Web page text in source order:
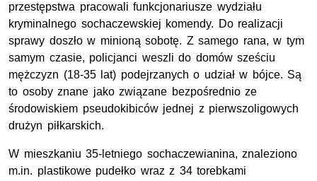
przestępstwa pracowali funkcjonariusze wydziału
kryminalnego sochaczewskiej komendy. Do realizacji
sprawy doszło w minioną sobotę. Z samego rana, w tym
samym czasie, policjanci weszli do domów sześciu
mężczyzn (18-35 lat) podejrzanych o udział w bójce. Są
to osoby znane jako związane bezpośrednio ze
środowiskiem pseudokibiców jednej z pierwszoligowych
drużyn piłkarskich.
W mieszkaniu 35-letniego sochaczewianina, znaleziono
m.in. plastikowe pudełko wraz z 34 torebkami